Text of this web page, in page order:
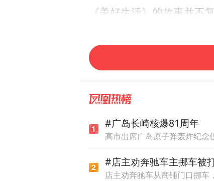
《美好生活》的故事并不复
入了品牌策划与新零售行
这正是整支短片想讨论的
长期以来，人们习惯于对
业能力、审美判断，以及
#广岛长崎核爆81周年
高市出席广岛原子弹轰炸纪念
#店主劝奔驰车主挪车被
店主劝奔驰车从商铺门口挪车